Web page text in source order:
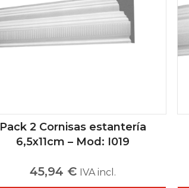
Pack 2 Cornisas estantería
6,5x11cm – Mod: I019
45,94 € IVA incl.